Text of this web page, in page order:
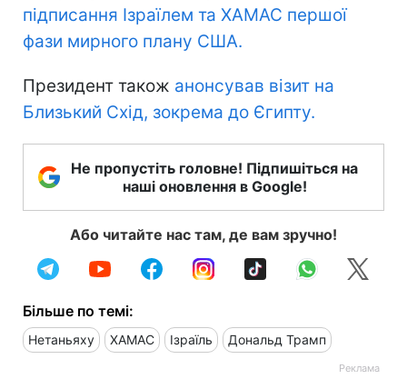
підписання Ізраїлем та ХАМАС першої
фази мирного плану США.
Президент також анонсував візит на
Близький Схід, зокрема до Єгипту.
Не пропустіть головне! Підпишіться на
наші оновлення в Google!
Або читайте нас там, де вам зручно!
Більше по темі:
Нетаньяху ХАМАС Ізраїль Дональд Трамп